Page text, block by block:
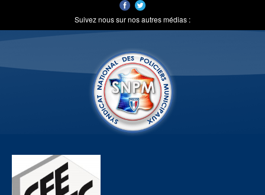
Suivez nous sur nos autres médias :